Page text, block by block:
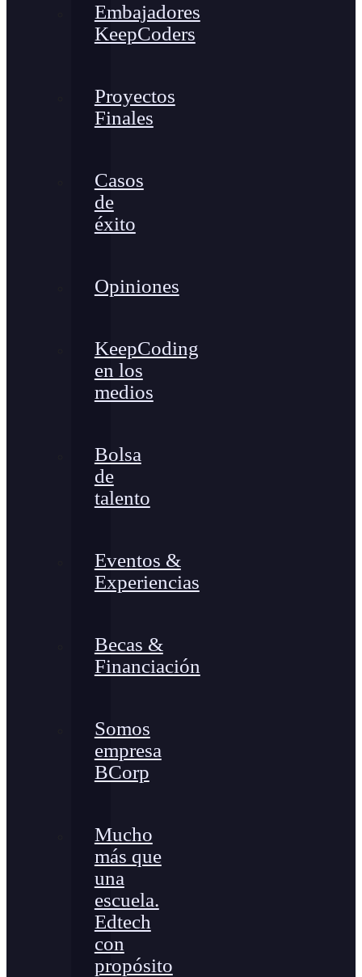
Embajadores
KeepCoders
Proyectos
Finales
Casos
de
éxito
Opiniones
KeepCoding
en los
medios
Bolsa
de
talento
Eventos &
Experiencias
Becas &
Financiación
Somos
empresa
BCorp
Mucho
más que
una
escuela.
Edtech
con
propósito